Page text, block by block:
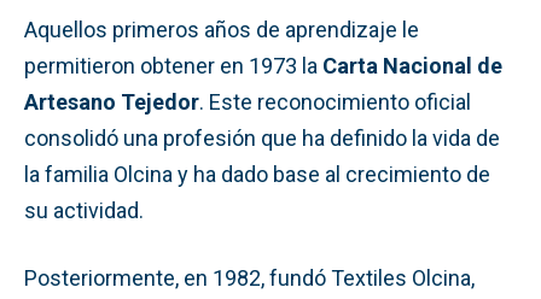
Aquellos primeros años de aprendizaje le
permitieron obtener en 1973 la Carta Nacional de
Artesano Tejedor. Este reconocimiento oficial
consolidó una profesión que ha definido la vida de
la familia Olcina y ha dado base al crecimiento de
su actividad.
Posteriormente, en 1982, fundó Textiles Olcina,